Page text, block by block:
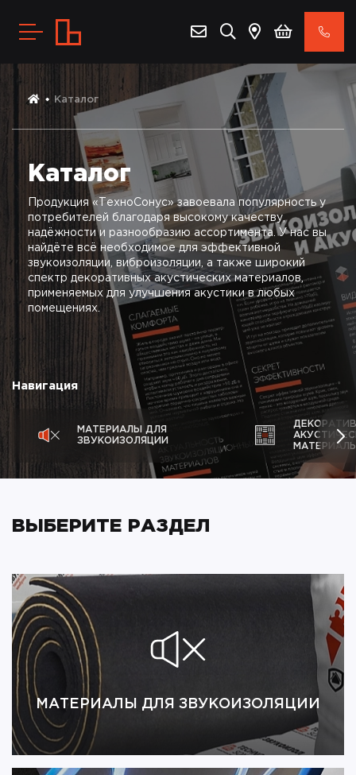
Каталог
Каталог
Продукция «ТехноСонус» завоевала популярность у
потребителей благодаря высокому качеству,
надёжности и разнообразию ассортимента. У нас вы
найдёте всё необходимое для эффективной
звукоизоляции, виброизоляции, а также широкий
спектр декоративных акустических материалов,
применяемых для улучшения акустики в любых
помещениях.
Навигация
МАТЕРИАЛЫ ДЛЯ
ЗВУКОИЗОЛЯЦИИ
ВЫБЕРИТЕ РАЗДЕЛ
МАТЕРИАЛЫ ДЛЯ ЗВУКОИЗОЛЯЦИИ